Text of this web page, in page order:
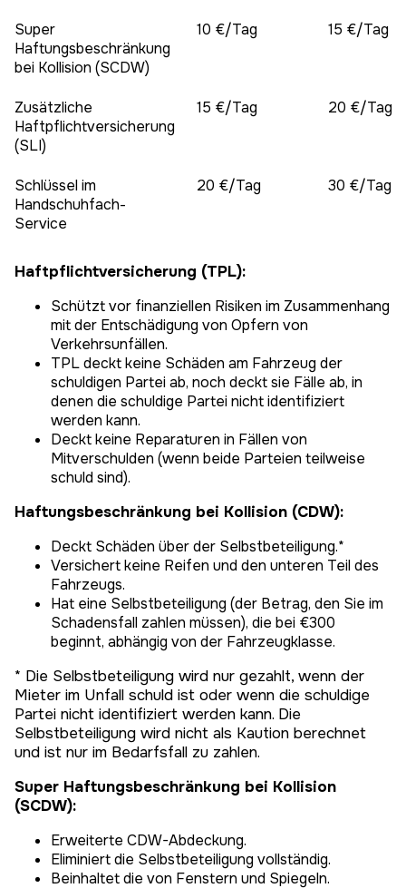
Super
Haftungsbeschränkung
bei Kollision (SCDW)
10 €/Tag 15 €/Tag
Zusätzliche
Haftpflichtversicherung
(SLI)
15 €/Tag 20 €/Tag
Schlüssel im
Handschuhfach-
Service
20 €/Tag 30 €/Tag
Haftpflichtversicherung (TPL):
Schützt vor finanziellen Risiken im Zusammenhang
mit der Entschädigung von Opfern von
Verkehrsunfällen.
TPL deckt keine Schäden am Fahrzeug der
schuldigen Partei ab, noch deckt sie Fälle ab, in
denen die schuldige Partei nicht identifiziert
werden kann.
Deckt keine Reparaturen in Fällen von
Mitverschulden (wenn beide Parteien teilweise
schuld sind).
Haftungsbeschränkung bei Kollision (CDW):
Deckt Schäden über der Selbstbeteiligung.*
Versichert keine Reifen und den unteren Teil des
Fahrzeugs.
Hat eine Selbstbeteiligung (der Betrag, den Sie im
Schadensfall zahlen müssen), die bei €300
beginnt, abhängig von der Fahrzeugklasse.
* Die Selbstbeteiligung wird nur gezahlt, wenn der
Mieter im Unfall schuld ist oder wenn die schuldige
Partei nicht identifiziert werden kann. Die
Selbstbeteiligung wird nicht als Kaution berechnet
und ist nur im Bedarfsfall zu zahlen.
Super Haftungsbeschränkung bei Kollision
(SCDW):
Erweiterte CDW-Abdeckung.
Eliminiert die Selbstbeteiligung vollständig.
Beinhaltet die von Fenstern und Spiegeln.